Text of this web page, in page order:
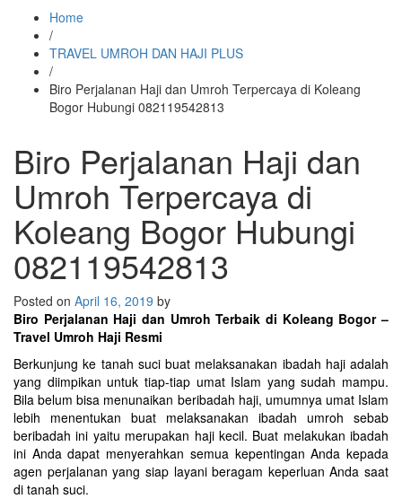
Home
/
TRAVEL UMROH DAN HAJI PLUS
/
Biro Perjalanan Haji dan Umroh Terpercaya di Koleang
Bogor Hubungi 082119542813
Biro Perjalanan Haji dan
Umroh Terpercaya di
Koleang Bogor Hubungi
082119542813
Posted on April 16, 2019 by
Biro Perjalanan Haji dan Umroh Terbaik di Koleang Bogor –
Travel Umroh Haji Resmi
Berkunjung ke tanah suci buat melaksanakan ibadah haji adalah
yang diimpikan untuk tiap-tiap umat Islam yang sudah mampu.
Bila belum bisa menunaikan beribadah haji, umumnya umat Islam
lebih menentukan buat melaksanakan ibadah umroh sebab
beribadah ini yaitu merupakan haji kecil. Buat melakukan ibadah
ini Anda dapat menyerahkan semua kepentingan Anda kepada
agen perjalanan yang siap layani beragam keperluan Anda saat
di tanah suci.